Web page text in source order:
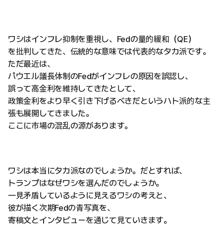
ワシはインフレ抑制を重視し、Fedの量的緩和（QE）
を批判してきた、伝統的な意味では代表的なタカ派です。
ただ最近は、
パウエル議長体制のFedがインフレの原因を誤認し、
誤って高金利を維持してきたとして、
政策金利をより早く引き下げるべきだというハト派的な主
張も展開してきました。
ここに市場の混乱の源があります。
ワシは本当にタカ派なのでしょうか。だとすれば、
トランプはなぜワシを選んだのでしょうか。
一見矛盾しているように見えるワシの考えと、
彼が描く次期Fedの青写真を、
寄稿文とインタビューを通じて見ていきます。